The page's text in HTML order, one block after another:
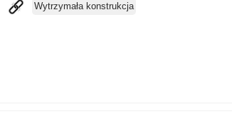
Wytrzymała konstrukcja